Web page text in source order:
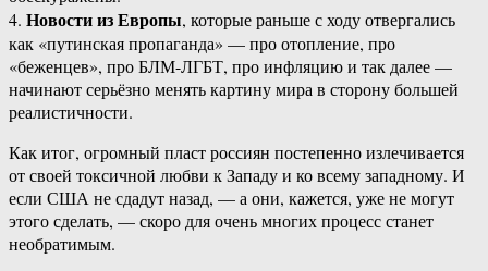
4. Новости из Европы, которые раньше с ходу отвергались
как «путинская пропаганда» — про отопление, про
«беженцев», про БЛМ-ЛГБТ, про инфляцию и так далее —
начинают серьёзно менять картину мира в сторону большей
реалистичности.
Как итог, огромный пласт россиян постепенно излечивается
от своей токсичной любви к Западу и ко всему западному. И
если США не сдадут назад, — а они, кажется, уже не могут
этого сделать, — скоро для очень многих процесс станет
необратимым.